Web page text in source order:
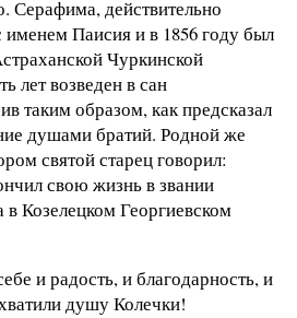
Серафима, действительно
Паисия и в 1856 году был
Чуркинской
лет возведен в сан
таким образом, как предсказал
душами братий. Родной же
святой старец говорил:
свою жизнь в звании
Козелецком Георгиевском
и радость, и благодарность, и
душу Колечки!